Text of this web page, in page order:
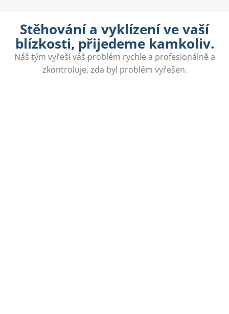
Stěhování a vyklízení ve vaší
blízkosti, přijedeme kamkoliv.
Náš tým vyřeší váš problém rychle a profesionálně a
zkontroluje, zda byl problém vyřešen.